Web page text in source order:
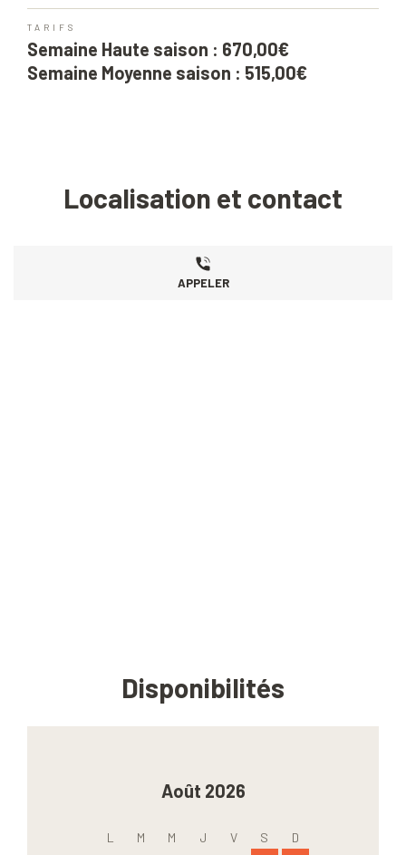
TARIFS
Semaine Haute saison : 670,00€
Semaine Moyenne saison : 515,00€
Localisation et contact
APPELER
Disponibilités
Août 2026
L M M J V S D